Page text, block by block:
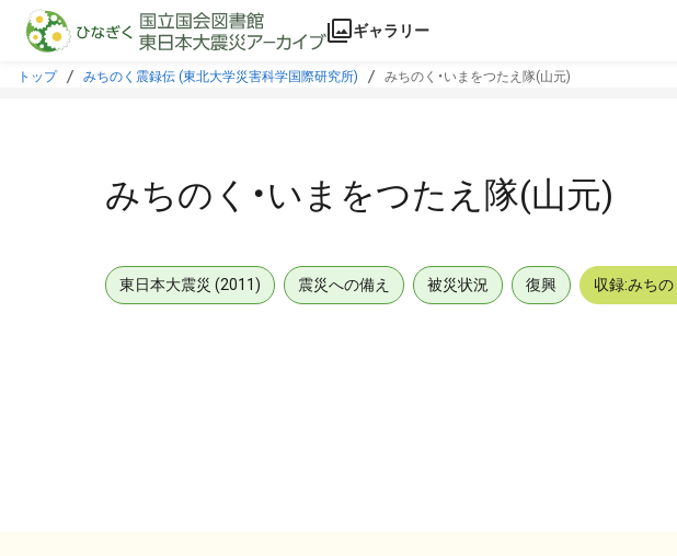
本文に飛ぶ
ギャラリー
トップ みちのく震録伝 (東北大学災害科学国際研究所) みちのく・いまをつたえ隊(山元)
みちのく・いまをつたえ隊(山元)
東日本大震災 (2011) 震災への備え 被災状況 復興 収録:みち